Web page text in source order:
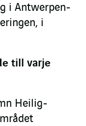
i Antwerpen-
i
till varje
Heilig-